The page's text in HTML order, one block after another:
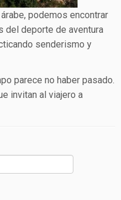
podemos encontrar
del deporte de aventura
senderismo y
parece no haber pasado.
invitan al viajero a